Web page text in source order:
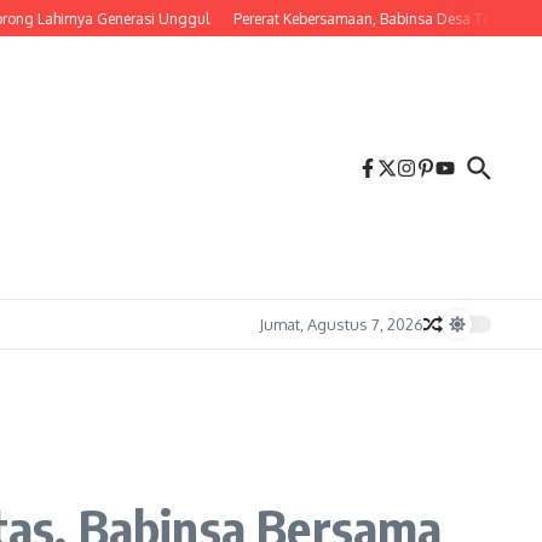
Generasi Unggul Pererat Kebersamaan, Babinsa Desa Tembalang Ajak
Jumat, Agustus 7, 2026
Babinsa Bersama